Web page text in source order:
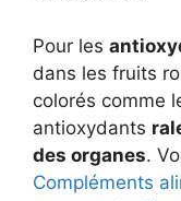
Pour les
dans les fruits
colorés comme
antioxydants
des organes.
Compléments